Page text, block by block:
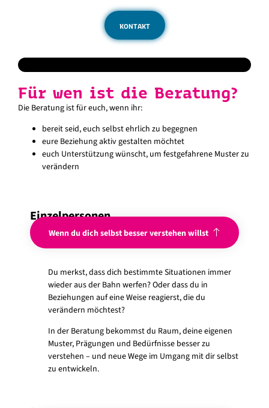
KONTAKT
Für wen ist die Beratung?
Die Beratung ist für euch, wenn ihr:
bereit seid, euch selbst ehrlich zu begegnen
eure Beziehung aktiv gestalten möchtet
euch Unterstützung wünscht, um festgefahrene Muster zu
verändern
Einzelpersonen
Wenn du dich selbst besser verstehen willst
Du merkst, dass dich bestimmte Situationen immer
wieder aus der Bahn werfen? Oder dass du in
Beziehungen auf eine Weise reagierst, die du
verändern möchtest?
In der Beratung bekommst du Raum, deine eigenen
Muster, Prägungen und Bedürfnisse besser zu
verstehen – und neue Wege im Umgang mit dir selbst
zu entwickeln.